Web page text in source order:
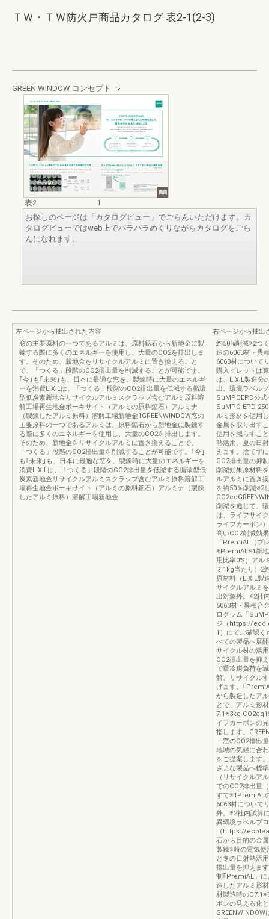
ＴＷ・ＴＷ防火戸商品カタログ 表2-1(2-3)
GREEN WINDOW コンセプト
表2
1
お探しのページは「カタログビュー」でごらんいただけます。カ
タログビューではweb上でパラパラめくりながらカタログをごら
んになれます。
左ページから抽出された内容
窓の主要原料の一つであるアルミは、原料鉱石から新地金に製
錬する際に多くのエネルギーを使用し、大量のCO2を排出しま
す。そのため、新地金をリサイクルアルミに置き換えること
で、「つくる」段階のCO2排出量を削減することが可能です。
｢今｣も｢未来｣も、日本に最適な窓を。製錬時に大量のエネルギ
ーを消費LIXILは、「つくる」段階のCO2排出量を低減する循環
型低炭素新地金リサイクルアルミスクラップ含むアルミ原料溶
解工場再生地金ボーキサイト（アルミの原料鉱石）アルミナ
（製錬したアルミ原料）溶解工場新地金1GREENWINDOW窓の
主要原料の一つであるアルミは、原料鉱石から新地金に製錬す
る際に多くのエネルギーを使用し、大量のCO2を排出します。
そのため、新地金をリサイクルアルミに置き換えることで、
「つくる」段階のCO2排出量を削減することが可能です。｢今｣
も｢未来｣も、日本に最適な窓を。製錬時に大量のエネルギーを
消費LIXILは、「つくる」段階のCO2排出量を低減する循環型低
炭素新地金リサイクルアルミスクラップ含むアルミ原料溶解工
場再生地金ボーキサイト（アルミの原料鉱石）アルミナ（製錬
したアルミ原料）溶解工場新地金
右ページから抽出
約50%削減※2つ
造の6063材・異
6063材について
購入ビレットは
は、LIXIL製造分
出。環境ラベル
SuMPOEPD公
SuMPO-EPD-
ルミ形材を使用
金属を取り出す
使用を減らすこ
熱活用、夏の日
えます。捨てず
CO2排出量の抑
削減効果原材料
ルアルミに置き
を約50％削減※2
削減を通じて、
は、ライフサイ
ライフカーボン
高いCO2削減効
「PremiAL（プ
※PremiAL※1新地
用比率0%）アル
ミ1kg当たり）2
原材料（LIXIL製
サイクルアルミ
出対象外。※2社
6063材・異種合
ログラム「
ジ（https://
1）にてご確認く
べての製品へ展
サイクル材の活
CO2排出量を抑
で暖冷房負荷を
解、リサイクル
げます。｢
から製造したア
とで、アルミ形
7.1※3kg-
イフカーボンの
指します。
「窓のCO2排出
地域の気候に合
をご提案します
ざまな製品へ標
（リサイクルア
でのCO2排出量
すて※1PremiAL
6063材について
外。※2社内試算
異環境ラベルプ
（https://
石から目的の金
製錬※時の電気使
と冬の日射熱活
排出量を抑えま
制｢PremiAL」に
造したアルミ形
材製造時の
ボンの見える化